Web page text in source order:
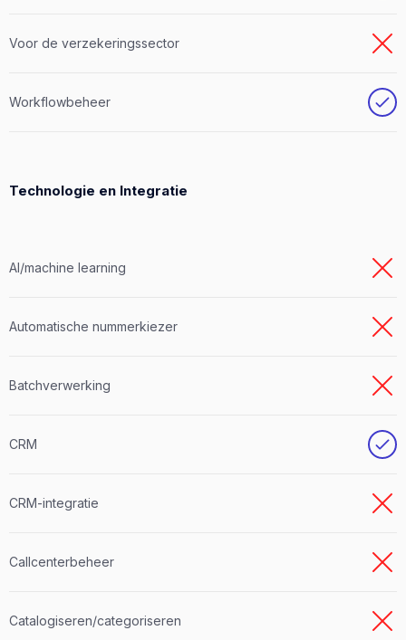
Voor de verzekeringssector
Workflowbeheer
Technologie en Integratie
AI/machine learning
Automatische nummerkiezer
Batchverwerking
CRM
CRM-integratie
Callcenterbeheer
Catalogiseren/categoriseren